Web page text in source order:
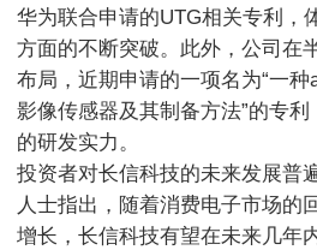
华为联合申请的UTG相关专利，
方面的不断突破。此外，公司在
布局，近期申请的一项名为“一
影像传感器及其制备方法”的专
的研发实力。
投资者对长信科技的未来发展普
人士指出，随着消费电子市场的
增长，长信科技有望在未来几年